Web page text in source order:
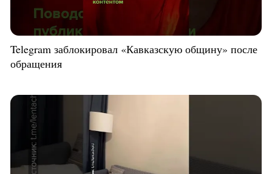
Telegram заблокировал «Кавказскую общину» после
обращения